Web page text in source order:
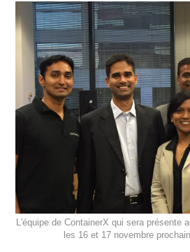
L'équipe de ContainerX qui sera présente
les 16 et 17 novembre